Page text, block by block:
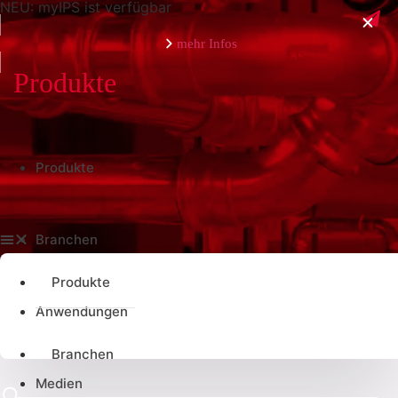
NEU: myIPS ist verfügbar
mehr Infos
schließen
Produkte
Branchen
Anwendungen
Medien
Produkte
Branchen
Produkte